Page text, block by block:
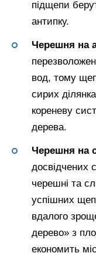
підщепи
антипку.
Черешня на
вод, тому
сирих
кореневу
дерева.
Черешня на
досвідчених
черешні та
успішних
вдалого
дерево» з
економить